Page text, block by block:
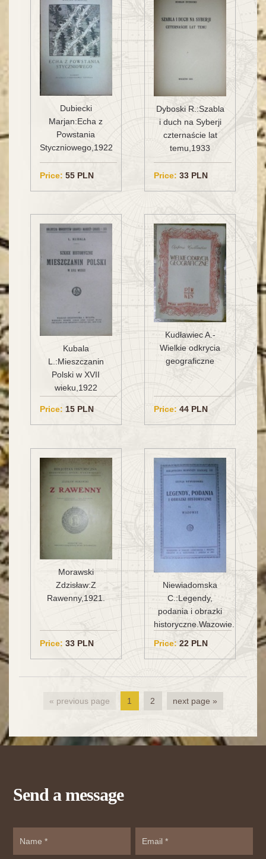
Dubiecki
Marjan:Echa z
Powstania
Styczniowego,1922
Price: 55 PLN
Dyboski R.:Szabla
i duch na Syberji
czternaście lat
temu,1933
Price: 33 PLN
Kubala
L.:Mieszczanin
Polski w XVII
wieku,1922
Price: 15 PLN
Kudławiec A.-
Wielkie odkrycia
geograficzne
Price: 44 PLN
Morawski
Zdzisław:Z
Rawenny,1921.
Price: 33 PLN
Niewiadomska
C.:Legendy,
podania i obrazki
historyczne.Wazowie.
Price: 22 PLN
« previous page 1 2 next page »
Send a message